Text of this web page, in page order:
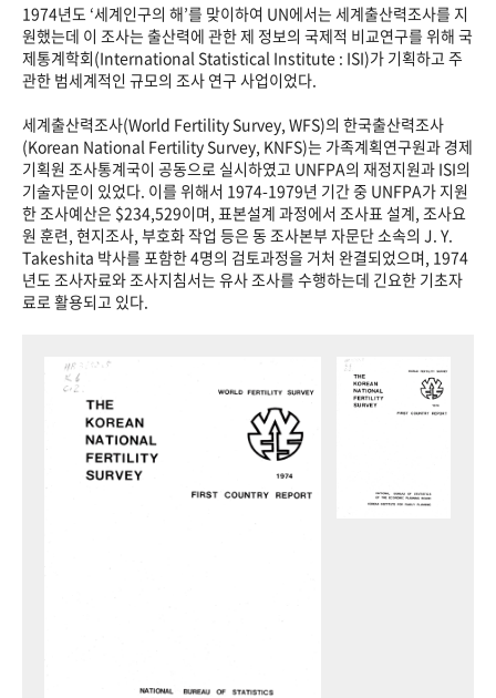
1974년도 ‘세계인구의 해’를 맞이하여 UN에서는 세계출산력조사를 지
원했는데 이 조사는 출산력에 관한 제 정보의 국제적 비교연구를 위해 국
제통계학회(International Statistical Institute : ISI)가 기획하고 주
관한 범세계적인 규모의 조사 연구 사업이었다.
세계출산력조사(World Fertility Survey, WFS)의 한국출산력조사
(Korean National Fertility Survey, KNFS)는 가족계획연구원과 경제
기획원 조사통계국이 공동으로 실시하였고 UNFPA의 재정지원과 ISI의
기술자문이 있었다. 이를 위해서 1974-1979년 기간 중 UNFPA가 지원
한 조사예산은 $234,529이며, 표본설계 과정에서 조사표 설계, 조사요
원 훈련, 현지조사, 부호화 작업 등은 동 조사본부 자문단 소속의 J. Y.
Takeshita 박사를 포함한 4명의 검토과정을 거처 완결되었으며, 1974
년도 조사자료와 조사지침서는 유사 조사를 수행하는데 긴요한 기초자
료로 활용되고 있다.